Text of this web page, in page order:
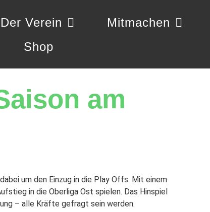
Der Verein
Mitmachen
Shop
am
um den Einzug in die Play Offs. Mit einem
in die Oberliga Ost spielen. Das Hinspiel
– alle Kräfte gefragt sein werden.